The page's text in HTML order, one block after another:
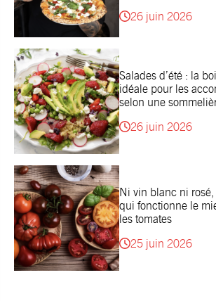
26 juin 2026
Salades d’été : la
idéale pour les
selon une
26 juin 2026
Ni vin blanc ni
qui fonctionne le
les tomates
25 juin 2026